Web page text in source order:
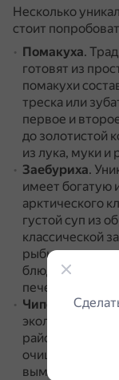
Несколько
стоит
Помакуха.
готовят из
помакухи
треска или
первое и
до золотистой
из лука, муки и
Заебуриха.
имеет богатую
арктического
густой суп из
классической
рыбы, которые
блюд: обрезки,
печень.
Чипсы из ягеля
экологически
районах
очищают,
вымачивают в